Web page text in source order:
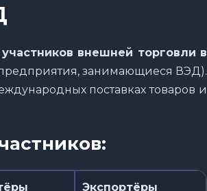
внешней торговли в
занимающиеся ВЭД).
поставках товаров и
Экспортёры